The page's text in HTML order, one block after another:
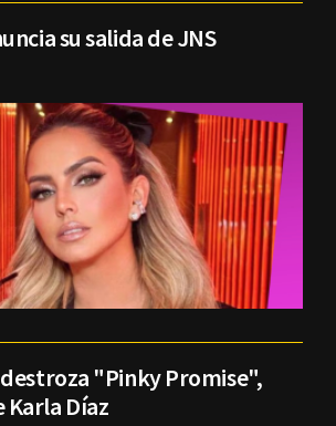
su salida de JNS
"Pinky Promise",
Díaz